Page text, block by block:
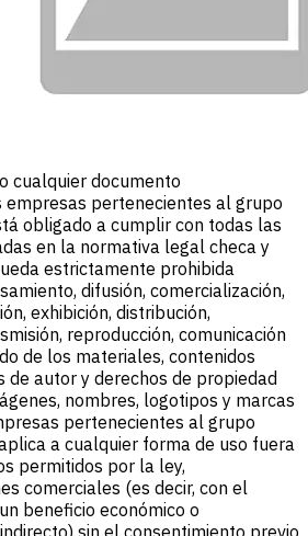
cualquier documento
pertenecientes al grupo
obligado a cumplir con todas las
en la normativa legal checa y
estrictamente prohibida
difusión, comercialización,
exhibición, distribución,
reproducción, comunicación
de los materiales, contenidos
de autor y derechos de propiedad
nombres, logotipos y marcas
pertenecientes al grupo
a cualquier forma de uso fuera
permitidos por la ley,
comerciales (es decir, con el
beneficio económico o
sin el consentimiento previo